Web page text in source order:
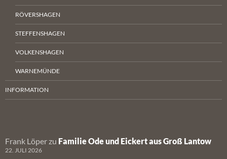
RÖVERSHAGEN
STEFFENSHAGEN
VOLKENSHAGEN
WARNEMÜNDE
INFORMATION
Frank Löper zu Familie Ode und Eickert aus Groß Lantow
22. JULI 2026